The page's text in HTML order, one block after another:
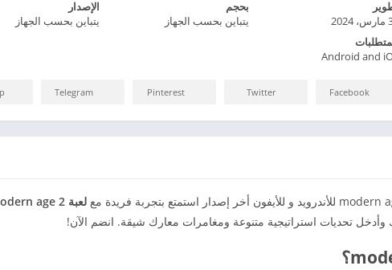
بحجم
يتباين بحسب الجهاز
الإصدار
يتباين بحسب الجهاز
Android and
Facebook
Twitter
Pinterest
Telegram
لعبة 2 modern age
وأدخل تحديات استراتيجية متنوعة ومغامرات معارك شيقة. انضم الآن!